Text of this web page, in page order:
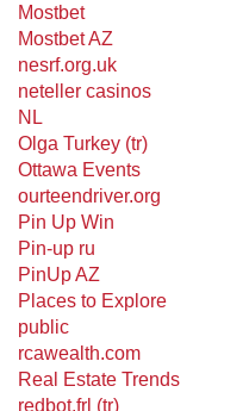
Mostbet
Mostbet AZ
nesrf.org.uk
neteller casinos
NL
Olga Turkey (tr)
Ottawa Events
ourteendriver.org
Pin Up Win
Pin-up ru
PinUp AZ
Places to Explore
public
rcawealth.com
Real Estate Trends
redbot.frl (tr)